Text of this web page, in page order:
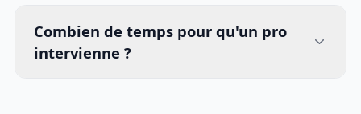
Combien de temps pour qu'un pro
intervienne ?